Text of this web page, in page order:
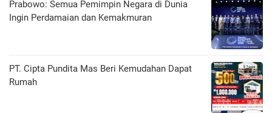
Prabowo: Semua Pemimpin Negara di Dunia
Ingin Perdamaian dan Kemakmuran
PT. Cipta Pundita Mas Beri Kemudahan Dapat
Rumah